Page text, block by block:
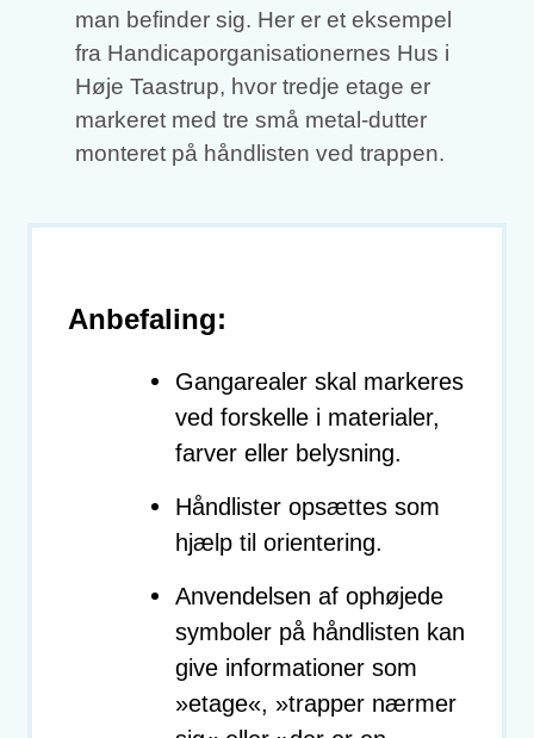
man befinder sig. Her er et eksempel
fra Handicaporganisationernes Hus i
Høje Taastrup, hvor tredje etage er
markeret med tre små metal-dutter
monteret på håndlisten ved trappen.
Anbefaling:
Gangarealer skal markeres
ved forskelle i materialer,
farver eller belysning.
Håndlister opsættes som
hjælp til orientering.
Anvendelsen af ophøjede
symboler på håndlisten kan
give informationer som
»etage«, »trapper nærmer